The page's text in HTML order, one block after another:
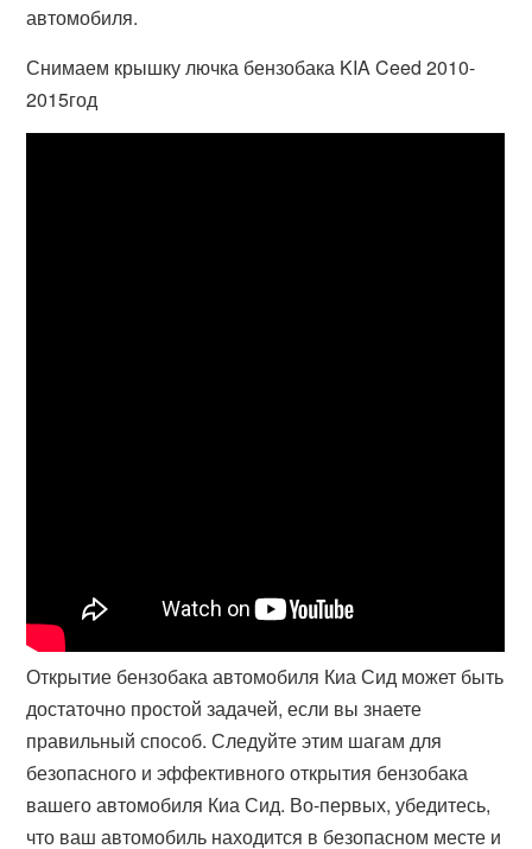
автомобиля.
Снимаем крышку лючка бензобака KIA Ceed 2010-
2015год
Открытие бензобака автомобиля Киа Сид может быть
достаточно простой задачей, если вы знаете
правильный способ. Следуйте этим шагам для
безопасного и эффективного открытия бензобака
вашего автомобиля Киа Сид. Во-первых, убедитесь,
что ваш автомобиль находится в безопасном месте и